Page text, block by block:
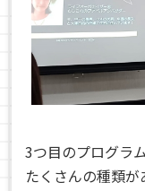
3つ目のプログラ
たくさんの種類